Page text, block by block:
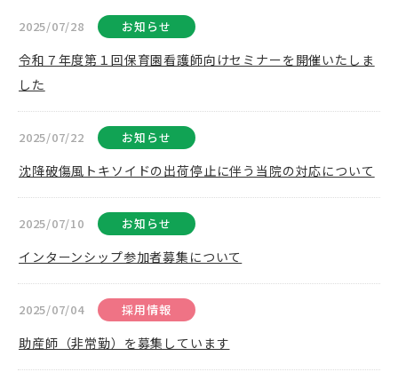
2025/07/28 お知らせ
令和７年度第１回保育園看護師向けセミナーを開催いたしま
した
2025/07/22 お知らせ
沈降破傷風トキソイドの出荷停止に伴う当院の対応について
2025/07/10 お知らせ
インターンシップ参加者募集について
2025/07/04 採用情報
助産師（非常勤）を募集しています